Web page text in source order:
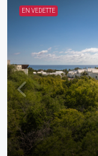
EN VEDETTE